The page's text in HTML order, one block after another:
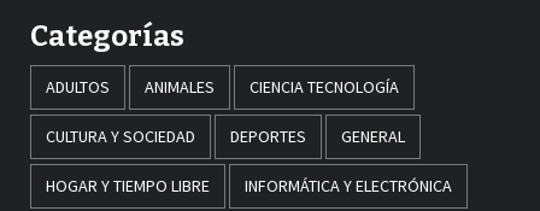
Categorías
ADULTOS ANIMALES CIENCIA TECNOLOGÍA
CULTURA Y SOCIEDAD DEPORTES GENERAL
HOGAR Y TIEMPO LIBRE INFORMÁTICA Y ELECTRÓNICA